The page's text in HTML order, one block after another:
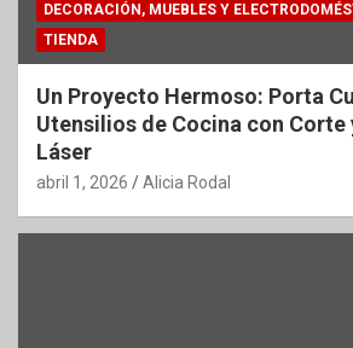
DECORACIÓN, MUEBLES Y
TIENDA
Un Proyecto Hermoso: Porta
Utensilios de Cocina con Corte
Láser
abril 1, 2026 Alicia Rodal